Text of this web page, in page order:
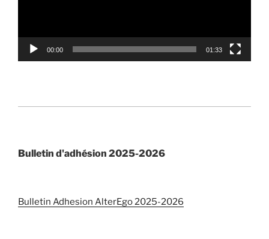
00:00 01:33
Bulletin d'adhésion 2025-2026
Bulletin Adhesion AlterEgo 2025-2026